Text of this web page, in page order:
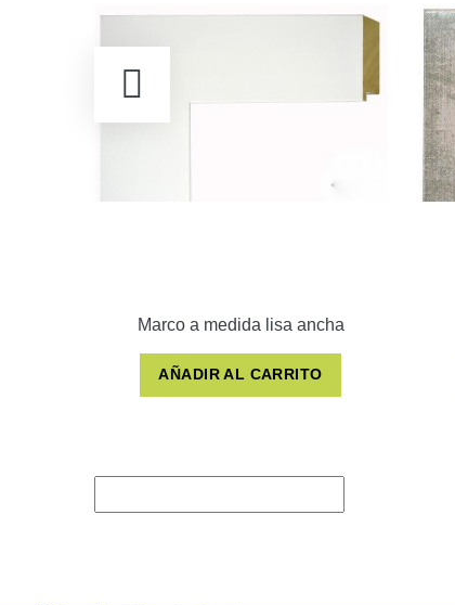
Marco a medida lisa ancha
AÑADIR AL CARRITO